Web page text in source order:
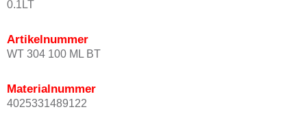
0.1LT
Artikelnummer
WT 304 100 ML BT
Materialnummer
4025331489122